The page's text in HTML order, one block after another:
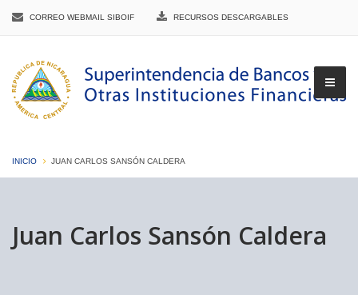
CORREO WEBMAIL SIBOIF RECURSOS DESCARGABLES
INICIO JUAN CARLOS SANSÓN CALDERA
Juan Carlos Sansón Caldera